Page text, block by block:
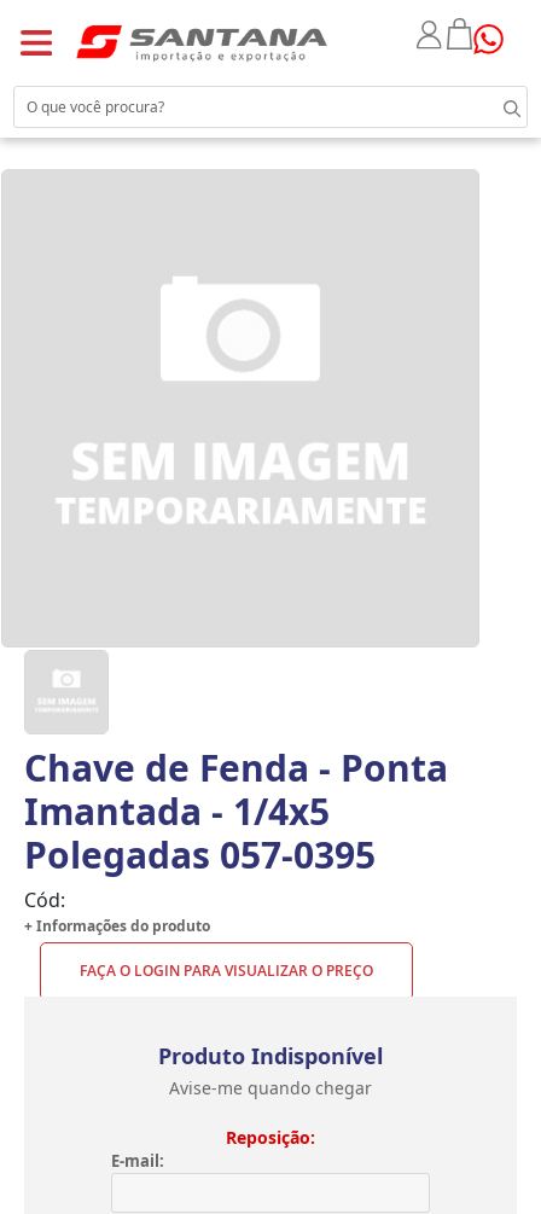
Chave de Fenda - Ponta
Imantada - 1/4x5
Polegadas 057-0395
Cód:
+ Informações do produto
FAÇA O LOGIN PARA VISUALIZAR O PREÇO
Produto Indisponível
Avise-me quando chegar
Reposição:
E-mail: